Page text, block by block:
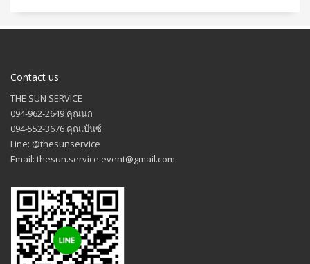
Contact us
THE SUN SERVICE
094-962-2649 คุณนก
094-552-3676 คุณเบ้นซ์
Line: @thesunservice
Email: thesun.service.event@gmail.com